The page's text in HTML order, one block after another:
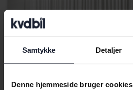
Samtykke Detaljer
Denne hjemmeside bruger cookies